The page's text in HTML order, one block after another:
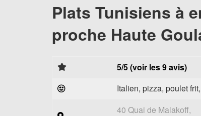
Plats Tunisiens à
proche Haute
5/5 (voir les 9 avis)
Italien, pizza, poulet
40 Quai de Malakoff,